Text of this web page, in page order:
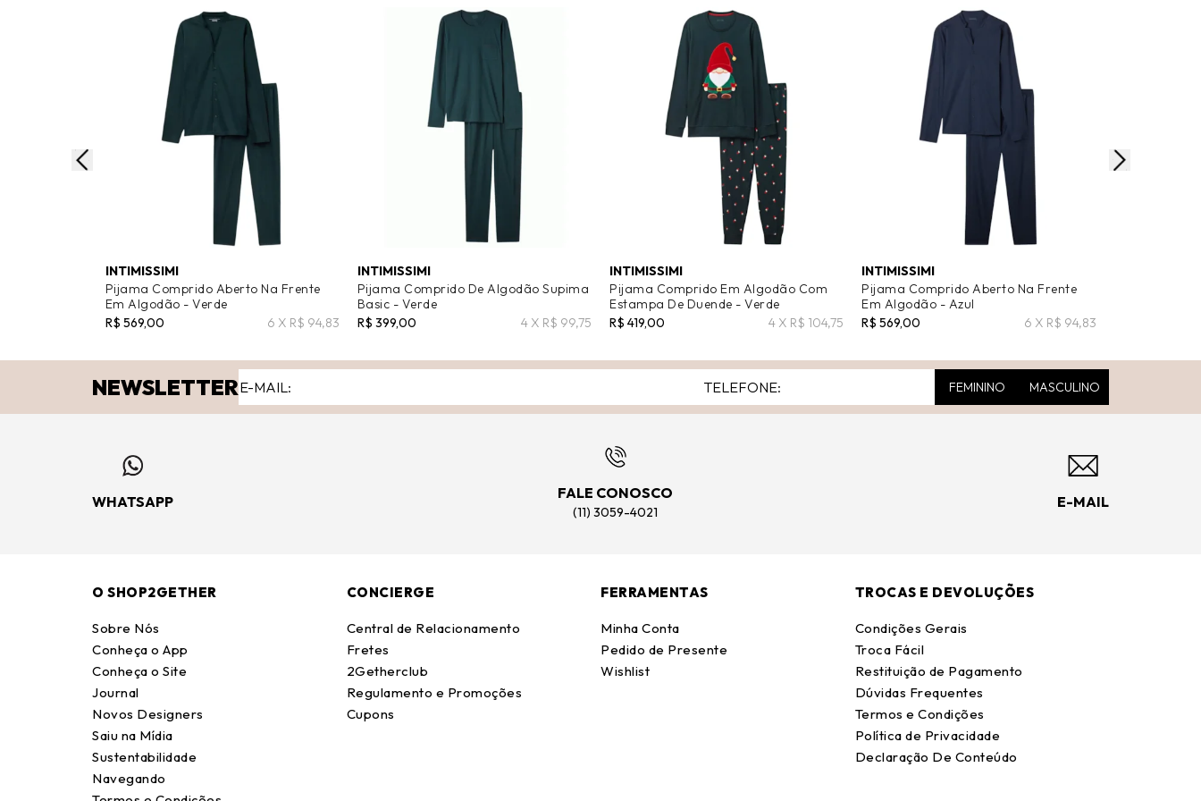
INTIMISSIMI
Pijama Comprido Aberto Na Frente
Em Algodão - Verde
R$ 569,00
6 X R$ 94,83
INTIMISSIMI
Pijama Comprido De Algodão Supima
Basic - Verde
R$ 399,00
4 X R$ 99,75
INTIMISSIMI
Pijama Comprido Em Algodão Com
Estampa De Duende - Verde
R$ 419,00
4 X R$ 104,75
INTIMISSIMI
Pijama Comprido Aberto Na Frente
Em Algodão - Azul
R$ 569,00
6 X R$ 94,83
NEWSLETTER FEMININO MASCULINO
WHATSAPP
FALE CONOSCO
(11) 3059-4021
E-MAIL
O SHOP2GETHER
Sobre Nós
Conheça o App
Conheça o Site
Journal
Novos Designers
Saiu na Mídia
Sustentabilidade
Navegando
CONCIERGE
Central de Relacionamento
Fretes
2Getherclub
Regulamento e Promoções
Cupons
FERRAMENTAS
Minha Conta
Pedido de Presente
Wishlist
TROCAS E DEVOLUÇÕES
Condições Gerais
Troca Fácil
Restituição de Pagamento
Dúvidas Frequentes
Termos e Condições
Política de Privacidade
Declaração De Conteúdo